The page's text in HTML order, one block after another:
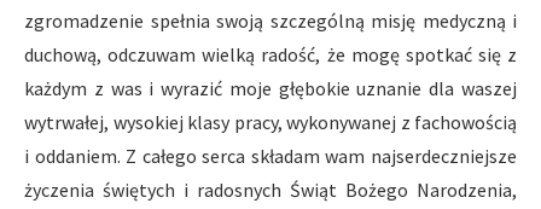
zgromadzenie spełnia swoją szczególną misję medyczną i
duchową, odczuwam wielką radość, że mogę spotkać się z
każdym z was i wyrazić moje głębokie uznanie dla waszej
wytrwałej, wysokiej klasy pracy, wykonywanej z fachowością
i oddaniem. Z całego serca składam wam najserdeczniejsze
życzenia świętych i radosnych Świąt Bożego Narodzenia,